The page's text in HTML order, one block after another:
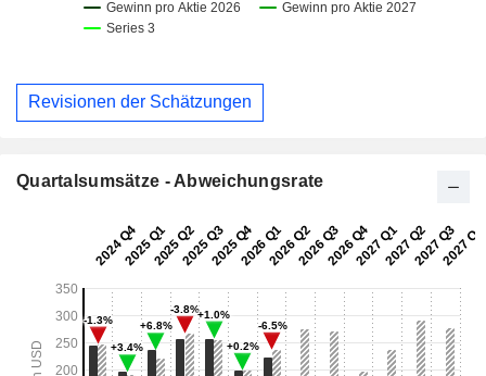
Revisionen der Schätzungen
Quartalsumsätze - Abweichungsrate